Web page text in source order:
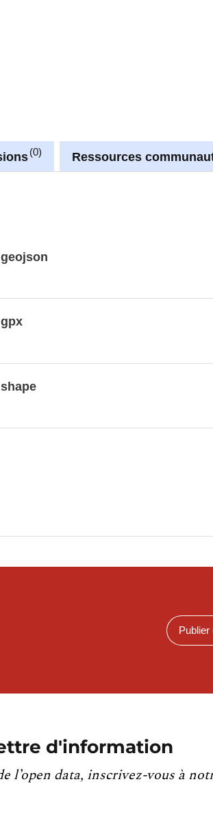
0 Ressources
Publier
d'information
l’open data, inscrivez-vous à